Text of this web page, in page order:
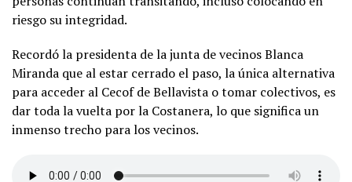
riesgo su integridad.
Recordó la presidenta de la junta de vecinos Blanca
Miranda que al estar cerrado el paso, la única alternativa
para acceder al Cecof de Bellavista o tomar colectivos, es
dar toda la vuelta por la Costanera, lo que significa un
inmenso trecho para los vecinos.